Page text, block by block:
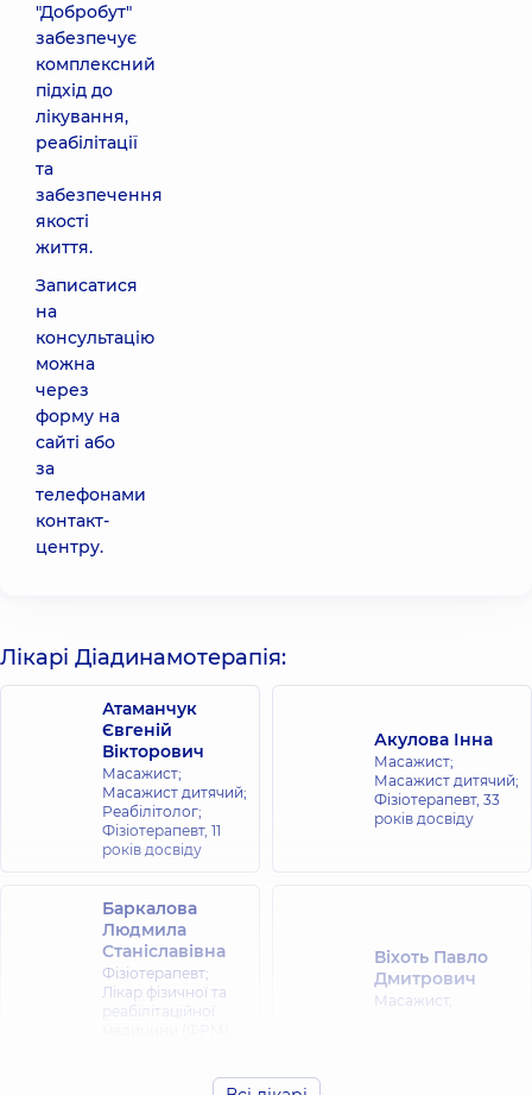
"Добробут"
забезпечує
комплексний
підхід до
лікування,
реабілітації
та
забезпечення
якості
життя.
Записатися
на
консультацію
можна
через
форму на
сайті або
за
телефонами
контакт-
центру.
Лікарі Діадинамотерапія:
Атаманчук
Євгеній
Вікторович
Масажист;
Масажист дитячий;
Реабілітолог;
Фізіотерапевт, 11
років досвіду
Акулова Інна
Масажист;
Масажист дитячий;
Фізіотерапевт, 33
років досвіду
Баркалова
Людмила
Станіславівна
Фізіотерапевт;
Лікар фізичної та
реабілітаційної
Віхоть Павло
Дмитрович
Масажист,